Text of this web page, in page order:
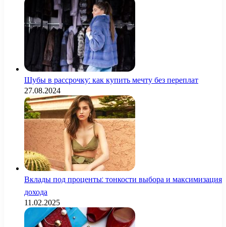
Шубы в рассрочку: как купить мечту без переплат
27.08.2024
Вклады под проценты: тонкости выбора и максимизация
дохода
11.02.2025